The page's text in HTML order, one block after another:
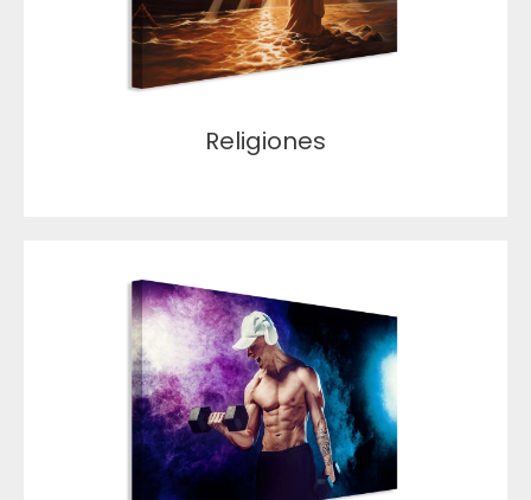
Religiones